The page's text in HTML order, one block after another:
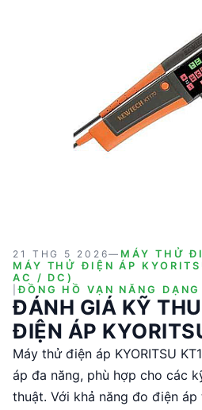
21 THG 5 2026— MÁY THỬ
MÁY THỬ ĐIỆN ÁP
AC / DC)
|ĐỒNG HỒ VẠN NĂNG DẠNG
ĐÁNH GIÁ KỸ
ĐIỆN ÁP
690V AC / DC)
Máy thử điện áp KYORITSU
áp đa năng, phù hợp cho các
thuật. Với khả năng đo điện áp